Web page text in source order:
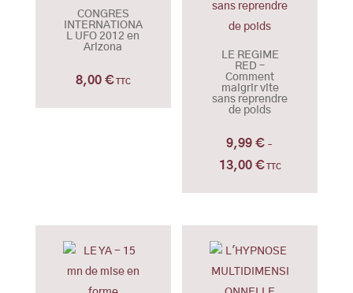
CONGRES
INTERNATIONA
L UFO 2012 en
Arizona
8,00 € TTC
LE REGIME
RED –
Comment
maigrir vite
sans reprendre
de poids
9,99€ –
13,00 €Plage
9,99 €
à
13,00 €
TTC